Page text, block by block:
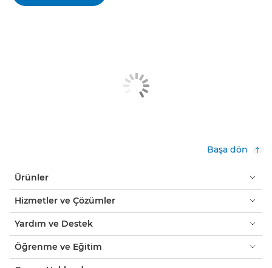
Başa dön
Ürünler
Hizmetler ve Çözümler
Yardım ve Destek
Öğrenme ve Eğitim